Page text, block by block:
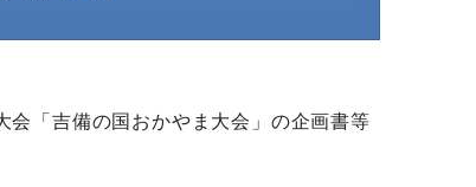
「吉備の国おかやま大会」の企画書等